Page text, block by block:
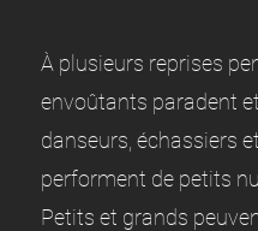
À plusieurs reprises
envoûtants paradent
danseurs, échassiers
performent de petits
Petits et grands